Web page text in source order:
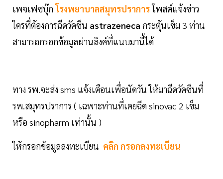
เพจเฟซบุ๊กโรงพยาบาลสมุทรปราการโพสต์แจ้งข่าว
ใครที่ต้องการฉีดวัคซีน astrazeneca กระตุ้นเข็ม 3 ท่าน
สามารถกรอกข้อมูลผ่านลิงค์ที่แนบมานี้ได้
ทาง รพ.จะส่ง sms แจ้งเตือนเพื่อนัดวัน ให้มาฉีดวัคซีนที่
รพ.สมุทรปราการ ( เฉพาะท่านที่เคยฉีด sinovac 2 เข็ม
หรือ sinopharm เท่านั้น )
ให้กรอกข้อมูลลงทะเบียน คลิก กรอกลงทะเบียน